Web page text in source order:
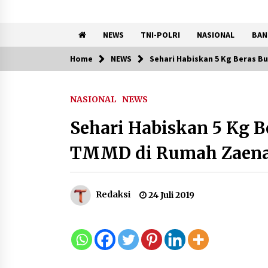
NEWS TNI-POLRI NASIONAL
Trending Now
Pemanfaatan Limbah Galon
200 Pohon Cabai Dukung
Program Ketahanan Pangan
7 Agustus 2026
KKM Universitas Bina Bangsa
Spanduk Sebagai Upaya
Memperkuat Pemasaran
Home NEWS Sehari Habiskan 5 Kg Beras
NASIONAL NEWS
Sehari Habiskan 5 Kg
TMMD di Rumah
Redaksi 24 Juli 2019